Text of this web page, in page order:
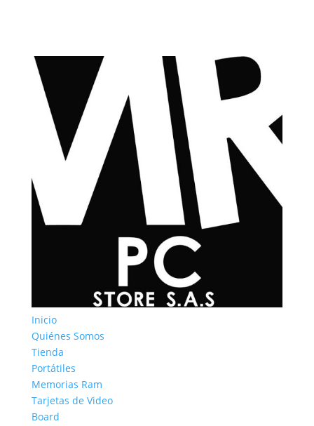
Inicio
Quiénes Somos
Tienda
Portátiles
Memorias Ram
Tarjetas de Video
Board